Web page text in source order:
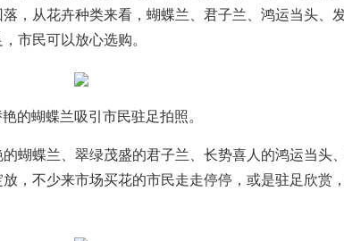
，从花卉种类来看，蝴蝶兰、君子兰、鸿运当头、
市民可以放心选购。
的蝴蝶兰吸引市民驻足拍照。
蝶兰、翠绿茂盛的君子兰、长势喜人的鸿运当头
，不少来市场买花的市民走走停停，或是驻足欣赏